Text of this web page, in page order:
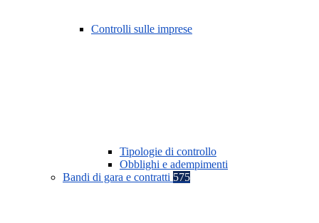
Controlli sulle imprese
Tipologie di controllo
Obblighi e adempimenti
Bandi di gara e contratti 575